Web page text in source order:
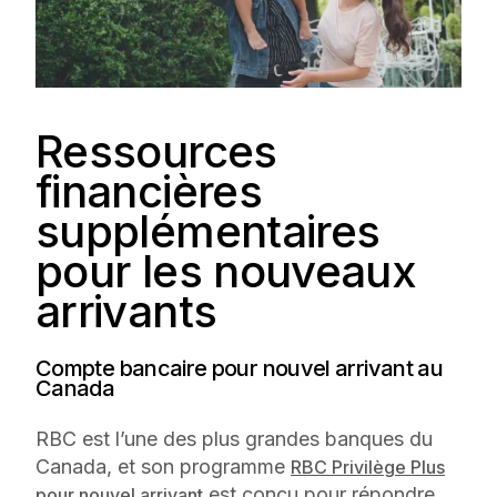
Ressources
financières
supplémentaires
pour les nouveaux
arrivants
Compte bancaire pour nouvel arrivant au
Canada
RBC est l’une des plus grandes banques du
Canada, et son programme RBC Privilège Plus